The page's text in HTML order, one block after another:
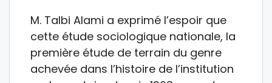
M. Talbi Alami a exprimé l’espoir que
cette étude sociologique nationale, la
première étude de terrain du genre
achevée dans l’histoire de l’institution